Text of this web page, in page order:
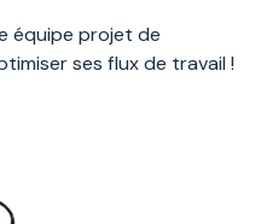
équipe projet de
ses flux de travail !